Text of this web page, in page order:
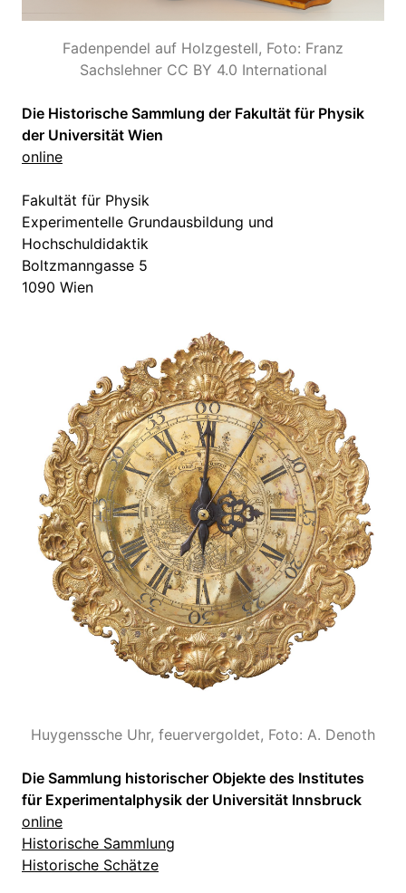
Fadenpendel auf Holzgestell, Foto: Franz
Sachslehner CC BY 4.0 International
Die Historische Sammlung der Fakultät für Physik
der Universität Wien
online
Fakultät für Physik
Experimentelle Grundausbildung und
Hochschuldidaktik
Boltzmanngasse 5
1090 Wien
Huygenssche Uhr, feuervergoldet, Foto: A. Denoth
Die Sammlung historischer Objekte des Institutes
für Experimentalphysik der Universität Innsbruck
online
Historische Sammlung
Historische Schätze